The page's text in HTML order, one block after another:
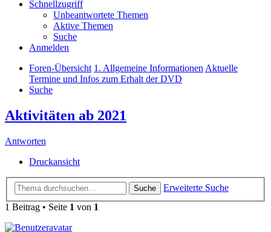
Schnellzugriff
Unbeantwortete Themen
Aktive Themen
Suche
Anmelden
Foren-Übersicht 1. Allgemeine InformationenAktuelle
Termine und Infos zum Erhalt der DVD
Suche
Aktivitäten ab 2021
Antworten
Druckansicht
Suche
Erweiterte Suche
1 Beitrag • Seite 1 von 1